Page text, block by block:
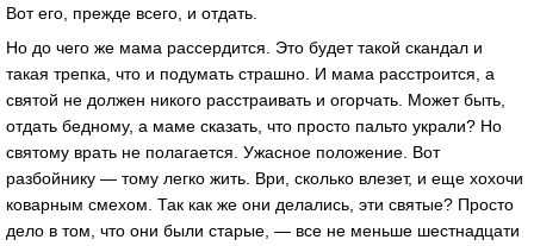
Вот его, прежде всего, и отдать.
Но до чего же мама рассердится. Это будет такой скандал и
такая трепка, что и подумать страшно. И мама расстроится, а
святой не должен никого расстраивать и огорчать. Может быть,
отдать бедному, а маме сказать, что просто пальто украли? Но
святому врать не полагается. Ужасное положение. Вот
разбойнику — тому легко жить. Ври, сколько влезет, и еще хохочи
коварным смехом. Так как же они делались, эти святые? Просто
дело в том, что они были старые, — все не меньше шестнадцати